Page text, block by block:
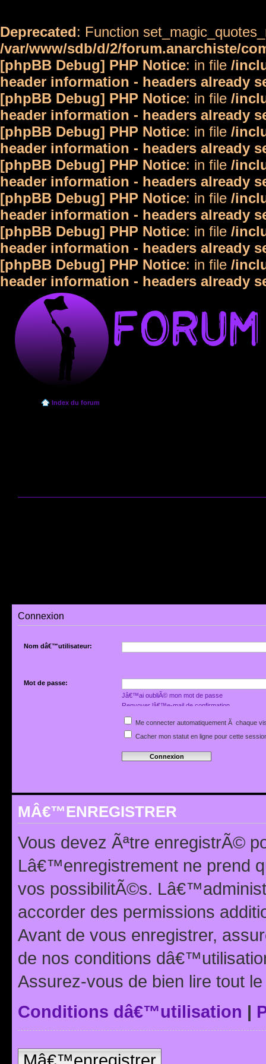
Deprecated: Function
/var/www/sdb/d/2/forum.anarchiste/
[phpBB Debug] PHP Notice: in file /
header information - headers already
[phpBB Debug] PHP Notice: in file /
header information - headers already
[phpBB Debug] PHP Notice: in file /
header information - headers already
[phpBB Debug] PHP Notice: in file /
header information - headers already
[phpBB Debug] PHP Notice: in file /
header information - headers already
[phpBB Debug] PHP Notice: in file /
header information - headers already
[phpBB Debug] PHP Notice: in file /
header information - headers already
Index du forum
Connexion
Nom dâ€™utilisateur:
Mot de passe:
Jâ€™ai oubliÃ© mon mot de passe
Renvoyer lâ€™e-mail de confirmation
Me connecter automatiquement Ã chaque
Cacher mon statut en ligne pour cette
MÂ€™ENREGISTRER
Vous devez Ãªtre enregistrÃ©
Lâ€™enregistrement ne prend
vos possibilitÃ©s.
accorder des permissions
Avant de vous enregistrer,
de nos conditions
Assurez-vous de bien lire tout
Conditions dâ€™utilisation |
Mâ€™enregistrer